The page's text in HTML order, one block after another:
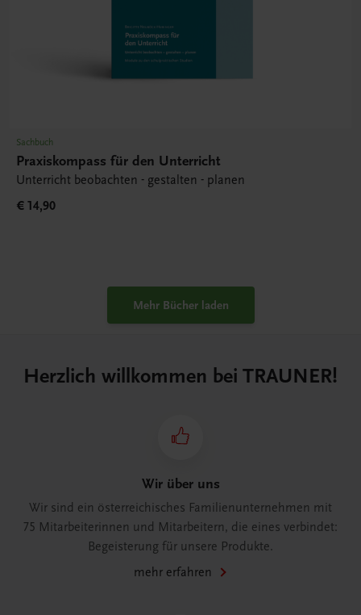
Sachbuch
Praxiskompass für den Unterricht
Unterricht beobachten - gestalten - planen
€ 14,90
Mehr Bücher laden
Herzlich willkommen bei TRAUNER!
Wir über uns
Wir sind ein österreichisches Familienunternehmen mit
75 Mitarbeiterinnen und Mitarbeitern, die eines verbindet:
Begeisterung für unsere Produkte.
mehr erfahren